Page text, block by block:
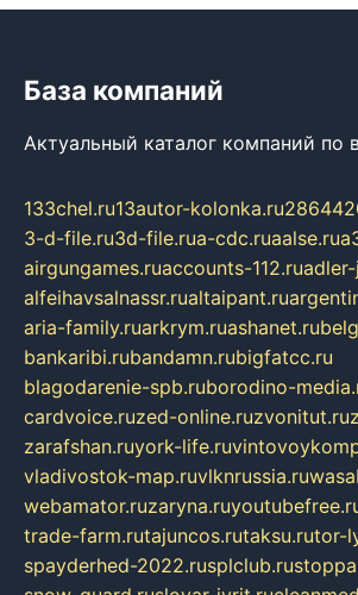
База компаний
Актуальный каталог компаний по
133chel.ru13autor-kolonka.ru
3-d-file.ru3d-file.rua-cdc.ruaalse.ru
airgungames.ruaccounts-112.ru
alfeihavsalnassr.rualtaipant.ru
aria-family.ruarkrym.ruashanet.ru
bankaribi.rubandamn.rubigfatcc.ru
blagodarenie-spb.ruborodino-
cardvoice.ruzed-online.ruzvonitut.ru
zarafshan.ruyork-life.ru
vladivostok-map.ruvlknrussia.ru
webamator.ruzaryna.ru
trade-farm.rutajuncos.rutaksu.rutor-
spayderhed-2022.rusplclub.ru